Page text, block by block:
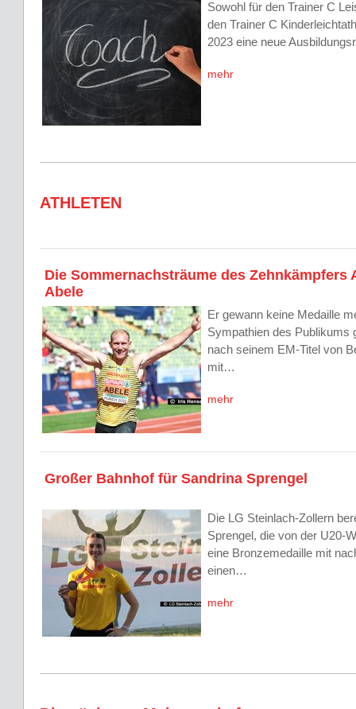
Sowohl für den Trainer C
den Trainer C
2023 eine neue
mehr
ATHLETEN
Die Sommernachsträume des Zehnkämpfers
Abele
Er gewann keine Medaille
Sympathien des Publikums
nach seinem EM-Titel von
mit…
mehr
Großer Bahnhof für Sandrina Sprengel
Die LG Steinlach-Zollern
Sprengel, die von der U20-
eine Bronzemedaille mit
einen…
mehr